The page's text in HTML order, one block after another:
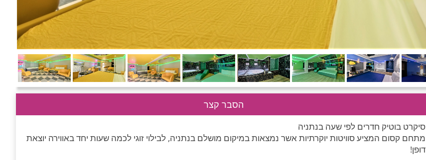
הסבר קצר
סיקרט בוטיק חדרים לפי שעה בנתניה
מתחם קסום המציע סוויטות יוקרתיות אשר נמצאות במיקום מושלם בנתניה, לבילוי זוגי לכמה שעות יחד באווירה יוצאת
דופן!